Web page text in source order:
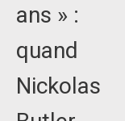
ans » :
quand
Nickolas